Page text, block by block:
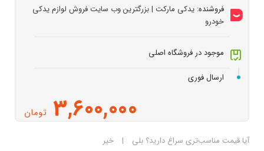
فروشنده: یدکی مارکت | بزرگترین وب سایت فروش لوازم یدکی
خودرو
موجود در فروشگاه اصلی
ارسال فوری
3,600,000 تومان
آیا قیمت مناسب‌تری سراغ دارید؟ بلی | خیر